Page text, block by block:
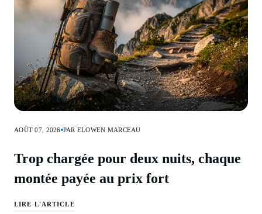
AOÛT 07, 2026 PAR ELOWEN MARCEAU
Trop chargée pour deux nuits, chaque
montée payée au prix fort
LIRE L'ARTICLE